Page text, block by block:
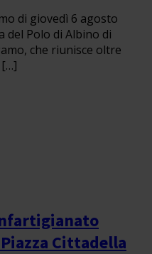
di giovedì 6 agosto
del Polo di Albino di
che riunisce oltre
[…]
Cittadella